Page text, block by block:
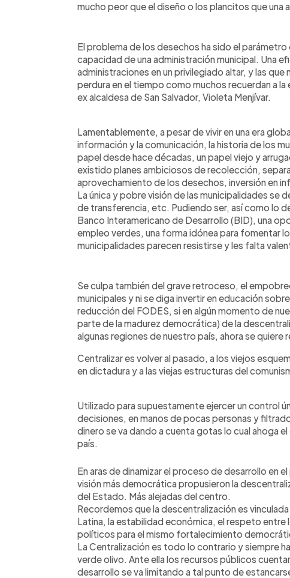
mucho peor que el diseño o los plancitos que una
El problema de los desechos ha sido el parámetro
capacidad de una administración municipal. Una
administraciones en un privilegiado altar, y las
perdura en el tiempo como muchos recuerdan a la
ex alcaldesa de San Salvador, Violeta Menjívar.
Lamentablemente, a pesar de vivir en una era
información y la comunicación, la historia de los
papel desde hace décadas, un papel viejo y
existido planes ambiciosos de recolección,
aprovechamiento de los desechos, inversión en
La única y pobre visión de las municipalidades se
de transferencia, etc. Pudiendo ser, así como lo
Banco Interamericano de Desarrollo (BID), una
empleo verdes, una forma idónea para fomentar
municipalidades parecen resistirse y les falta
Se culpa también del grave retroceso, el
municipales y ni se diga invertir en educación
reducción del FODES, si en algún momento de
parte de la madurez democrática) de la
algunas regiones de nuestro país, ahora se quiere
Centralizar es volver al pasado, a los viejos
en dictadura y a las viejas estructuras del
Utilizado para supuestamente ejercer un control
decisiones, en manos de pocas personas y
dinero se va dando a cuenta gotas lo cual ahoga
país.
En aras de dinamizar el proceso de desarrollo en
visión más democrática propusieron la
del Estado. Más alejadas del centro.
Recordemos que la descentralización es
Latina, la estabilidad económica, el respeto
políticos para el mismo fortalecimiento
La Centralización es todo lo contrario y siempre
verde olivo. Ante ella los recursos públicos
desarrollo se va limitando a tal punto de